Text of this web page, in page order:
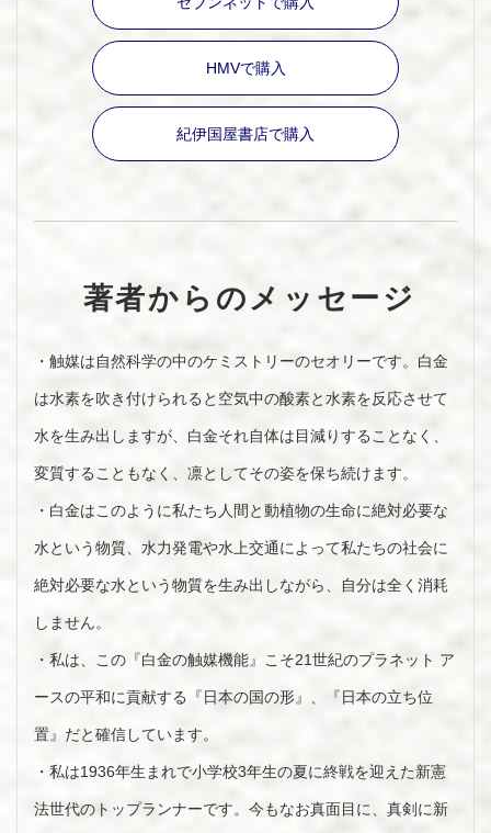
HMVで購入
紀伊国屋書店で購入
著者からのメッセージ
・触媒は自然科学の中のケミストリーのセオリーです。白金
は水素を吹き付けられると空気中の酸素と水素を反応させて
水を生み出しますが、白金それ自体は目減りすることなく、
変質することもなく、凛としてその姿を保ち続けます。
・白金はこのように私たち人間と動植物の生命に絶対必要な
水という物質、水力発電や水上交通によって私たちの社会に
絶対必要な水という物質を生み出しながら、自分は全く消耗
しません。
・私は、この『白金の触媒機能』こそ21世紀のプラネット ア
ースの平和に貢献する『日本の国の形』、『日本の立ち位
置』だと確信しています。
・私は1936年生まれで小学校3年生の夏に終戦を迎えた新憲
法世代のトップランナーです。今もなお真面目に、真剣に新